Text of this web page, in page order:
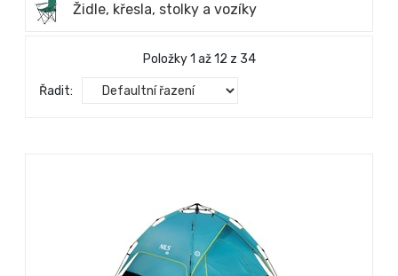
Židle, křesla, stolky a vozíky
Položky 1 až 12 z 34
Řadit: